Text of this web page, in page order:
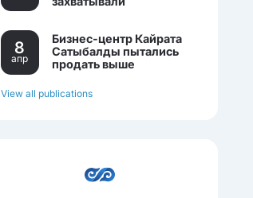
8
апр
Бизнес-центр Кайрата
Сатыбалды пытались
продать выше
View all publications